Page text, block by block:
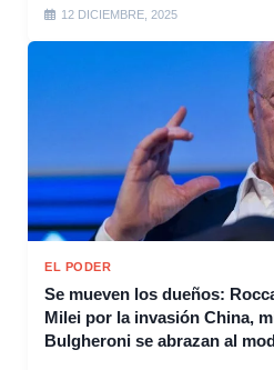
12 DICIEMBRE, 2025
EL PODER
Se mueven los dueños:
Milei por la invasión China,
Bulgheroni se abrazan al